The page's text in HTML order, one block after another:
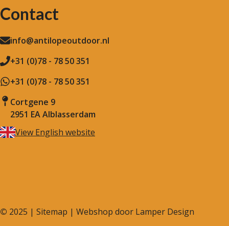
Contact
info@antilopeoutdoor.nl
+31 (0)78 - 78 50 351
+31 (0)78 - 78 50 351
Cortgene 9
2951 EA Alblasserdam
View English website
© 2025 | Sitemap | Webshop door Lamper Design